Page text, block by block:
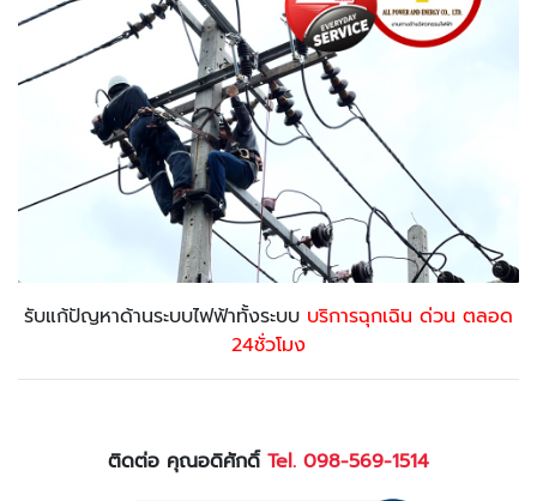
รับแก้ปัญหาด้านระบบไฟฟ้าทั้งระบบ บริการฉุกเฉิน ด่วน ตลอด
24ชั่วโมง
ติดต่อ คุณอดิศักดิ์ Tel. 098-569-1514